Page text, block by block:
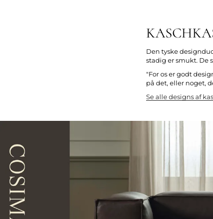
Den tyske
stadig er smukt. De
"For os er godt
på det, eller noget,
Se alle designs af